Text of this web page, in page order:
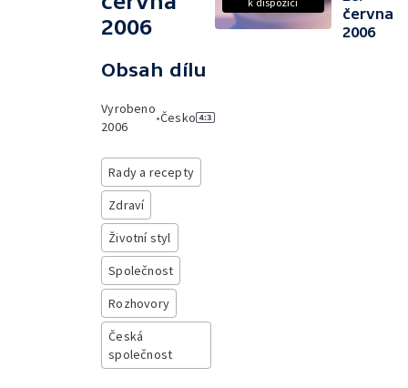
2006
Obsah dílu
Vyrobeno
2006
•Česko
Rady a recepty
Zdraví
Životní styl
Společnost
Rozhovory
Česká
společnost
června
2006